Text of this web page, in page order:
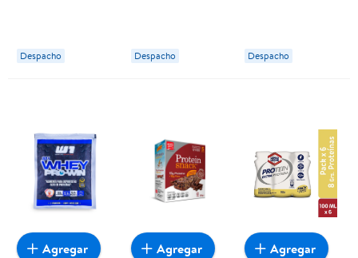
Despacho Despacho
Winkler nutrition
Despacho
Agregar Agregar Agregar